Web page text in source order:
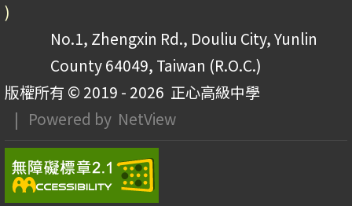
)
No.1, Zhengxin Rd., Douliu City, Yunlin
County 64049, Taiwan (R.O.C.)
版權所有 © 2019 - 2026 正心高級中學
| Powered by NetView